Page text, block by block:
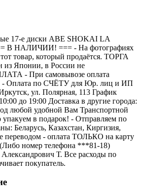
17-е диски ABE SHOKAI LA
B НАЛИЧИИ! === - На фотографиях
товар, который продаётся. ТОРГА
из Японии, в России не
- При самовывозе оплата
Оплата по СЧЁТУ для Юр. лиц и ИП
ул. Полярная, 113 График
до 19:00 Доставка в другие города:
любой удобной Вам Транспортной
в подарок! - Отправляем по
Беларусь, Казахстан, Киргизия,
переводом - оплата ТОЛЬКО на карту
номер телефона ***81-18)
Т. Все расходы по
покупатель.